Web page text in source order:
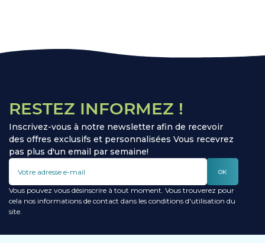
RESTEZ INFORMEZ !
Inscrivez-vous à notre newsletter afin de recevoir
des offres exclusifs et personnalisées Vous recevrez
pas plus d'un email par semaine!
OK
Vous pouvez vous désinscrire à tout moment. Vous trouverez pour
cela nos informations de contact dans les conditions d'utilisation du
site.